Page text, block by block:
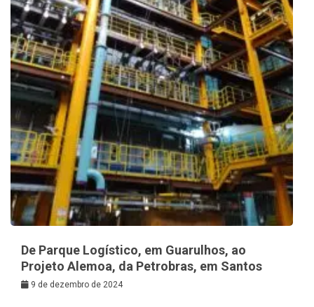
De Parque Logístico, em Guarulhos, ao
Projeto Alemoa, da Petrobras, em Santos
9 de dezembro de 2024